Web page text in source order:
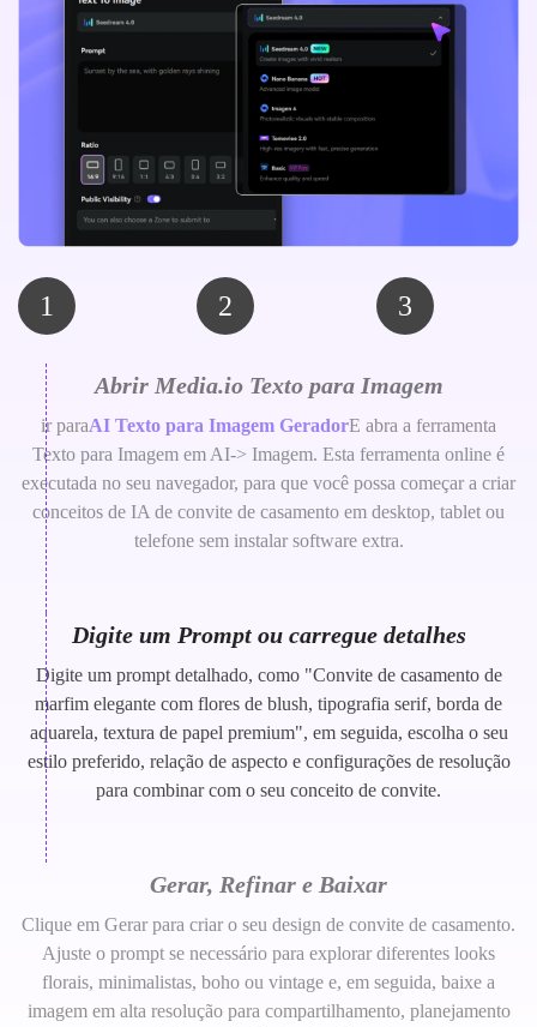
1 2 3
Abrir Media.io Texto para Imagem
ir paraAI Texto para Imagem GeradorE abra a ferramenta
Texto para Imagem em AI-> Imagem. Esta ferramenta online é
executada no seu navegador, para que você possa começar a criar
conceitos de IA de convite de casamento em desktop, tablet ou
telefone sem instalar software extra.
Digite um Prompt ou carregue detalhes
Digite um prompt detalhado, como "Convite de casamento de
marfim elegante com flores de blush, tipografia serif, borda de
aquarela, textura de papel premium", em seguida, escolha o seu
estilo preferido, relação de aspecto e configurações de resolução
para combinar com o seu conceito de convite.
Gerar, Refinar e Baixar
Clique em Gerar para criar o seu design de convite de casamento.
Ajuste o prompt se necessário para explorar diferentes looks
florais, minimalistas, boho ou vintage e, em seguida, baixe a
imagem em alta resolução para compartilhamento, planejamento